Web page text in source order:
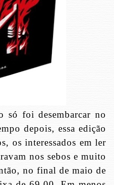
só foi desembarcar no
depois, essa edição
os interessados em ler
nos sebos e muito
no final de maio de